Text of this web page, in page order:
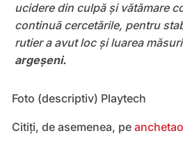
ucidere din culpă și vătămare
continuă cercetările, pentru
rutier a avut loc și luarea
argeșeni.
Foto (descriptiv) Playtech
Citiți, de asemenea, pe